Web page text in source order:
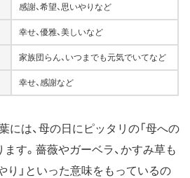
感謝、希望、思いやりなど
幸せ、優雅、美しいなど
家族団らん、いつまでも元気でいてなど
幸せ、感謝など
には、母の日にピッタリの「母への
す。薔薇やガーベラ、かすみ草も
やり」といった意味をもっているの